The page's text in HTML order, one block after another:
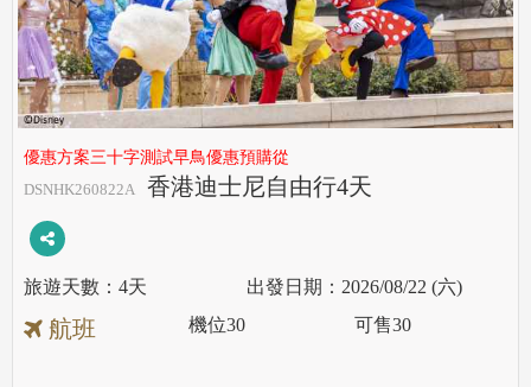
優惠方案三十字測試早鳥優惠預購從
DSNHK260822A
香港迪士尼自由行4天
4天 2026/08/22 (六)
航班 機位30 可售30